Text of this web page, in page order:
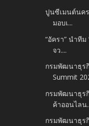
ปูนซีเมนต์นคร
มอบเ...
“อัครา” นำที
จว....
กรมพัฒนาธุร
Summit
กรมพัฒนาธุร
ค้าออนไลน
กรมพัฒนาธุร